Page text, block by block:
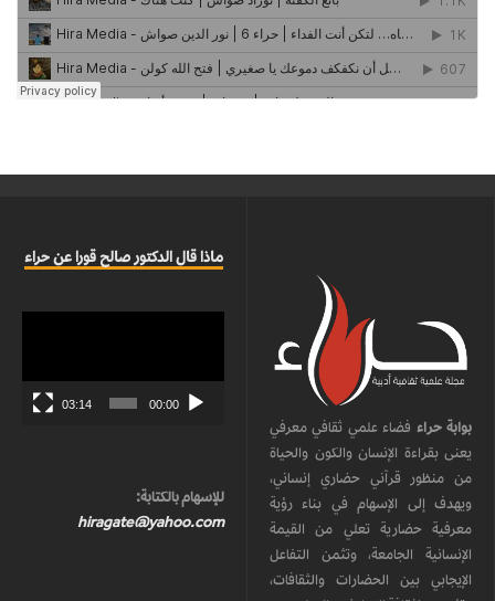
بوابة حراء فضاء علمي ثقافي معرفي
يعنى بقراءة الإنسان والكون والحياة
من منظور قرآني حضاري إنساني،
ويهدف إلى الإسهام في بناء رؤية
معرفية حضارية تعلي من القيمة
الإنسانية الجامعة، وتثمن التفاعل
الإيجابي بين الحضارات والثقافات،
ماذا قال الدكتور صالح قورا عن حراء
00:00
03:14
للإسهام بالكتابة:
hiragate@yahoo.com